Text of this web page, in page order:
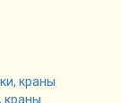
краны